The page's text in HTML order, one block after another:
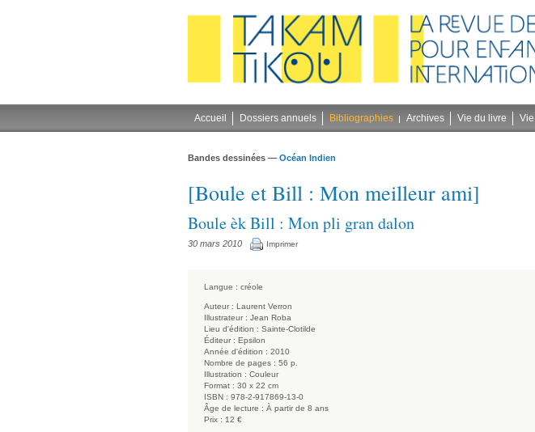
Accueil Dossiers annuels Bibliographies Archives Vie du livre
Bandes dessinées — Océan Indien
[Boule et Bill : Mon meilleur ami]
Boule èk Bill : Mon pli gran dalon
30 mars 2010 Imprimer
Langue : créole
Auteur : Laurent Verron
Illustrateur : Jean Roba
Lieu d'édition : Sainte-Clotilde
Éditeur : Epsilon
Année d'édition : 2010
Nombre de pages : 56 p.
Illustration : Couleur
Format : 30 x 22 cm
ISBN : 978-2-917869-13-0
Âge de lecture : À partir de 8 ans
Prix : 12 €